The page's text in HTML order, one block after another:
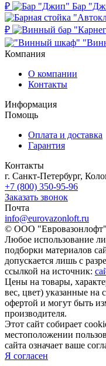
₽
Бар
₽
Компания
О компании
Контакты
Информация
Помощь
Оплата и доставка
Гарантия
Контакты
г. Санкт-Петербург,
+7 (800) 350-95-96
Заказать звонок
Почта
info@eurovazonloft.ru
© ООО "Евровазонлофт"
Любое использование
подборки материалов
допускается лишь с
ссылкой на источник:
Цены на товары,
вес, цвет) указанные на
офертой и могут быть
производителя.
Этот сайт собирает
местоположении
сайта означает ваше
Я согласен